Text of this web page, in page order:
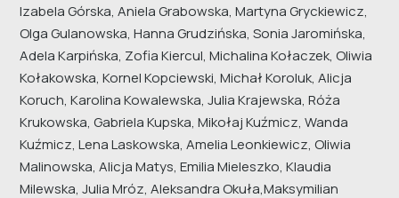
Izabela Górska, Aniela Grabowska, Martyna Gryckiewicz,
Olga Gulanowska, Hanna Grudzińska, Sonia Jaromińska,
Adela Karpińska, Zofia Kiercul, Michalina Kołaczek, Oliwia
Kołakowska, Kornel Kopciewski, Michał Koroluk, Alicja
Koruch, Karolina Kowalewska, Julia Krajewska, Róża
Krukowska, Gabriela Kupska, Mikołaj Kuźmicz, Wanda
Kuźmicz, Lena Laskowska, Amelia Leonkiewicz, Oliwia
Malinowska, Alicja Matys, Emilia Mieleszko, Klaudia
Milewska, Julia Mróz, Aleksandra Okuła,Maksymilian